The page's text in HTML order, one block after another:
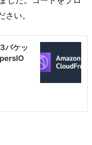
い。